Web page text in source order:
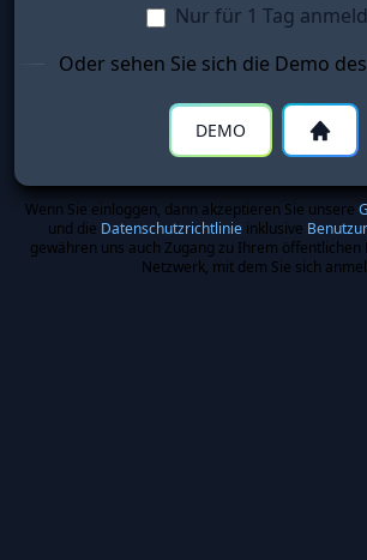
Nur für 1 Tag
Oder sehen Sie sich die Demo
DEMO
Wenn Sie einloggen, dann akzeptieren Sie unsere
und die Datenschutzrichtlinieinklusive
gewähren uns auch Zugang zu Ihrem öffentlichen
Netzwerk, mit dem Sie sich